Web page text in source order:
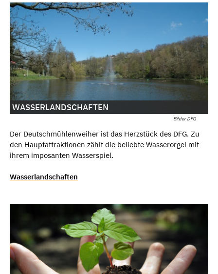
Bilder DFG
WASSERLANDSCHAFTEN
Der Deutschmühlenweiher ist das Herzstück des DFG. Zu
den Hauptattraktionen zählt die beliebte Wasserorgel mit
ihrem imposanten Wasserspiel.
Wasserlandschaften